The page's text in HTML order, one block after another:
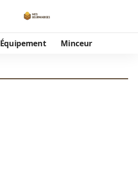
Équipement Minceur